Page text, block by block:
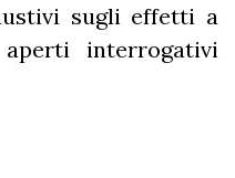
sugli effetti a
interrogativi